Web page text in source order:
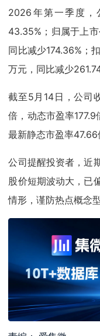
2026年第一季度，
43.35%；归属于上
同比减少174.36%；
万元，同比减少
截至5月14日，公司
倍，动态市盈率
最新静态市盈率47.66
公司提醒投资者，近
股价短期波动大，已
情形，谨防热点概念